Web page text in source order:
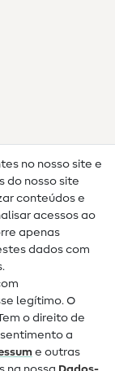
no nosso site e
do nosso site
conteúdos e
acessos ao
apenas
dados com
legítimo. O
o direito de
a
e outras